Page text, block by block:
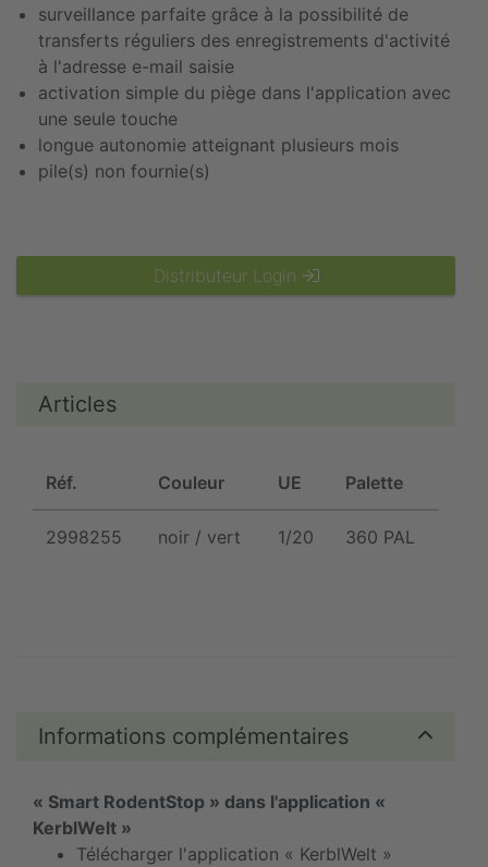
surveillance parfaite grâce à la possibilité de
transferts réguliers des enregistrements d'activité
à l'adresse e-mail saisie
activation simple du piège dans l'application avec
une seule touche
longue autonomie atteignant plusieurs mois
pile(s) non fournie(s)
Distributeur Login
Articles
Réf. Couleur UE Palette
2998255 noir / vert 1/20 360 PAL
Informations complémentaires
« Smart RodentStop » dans l'application «
KerblWelt »
Télécharger l'application « KerblWelt »